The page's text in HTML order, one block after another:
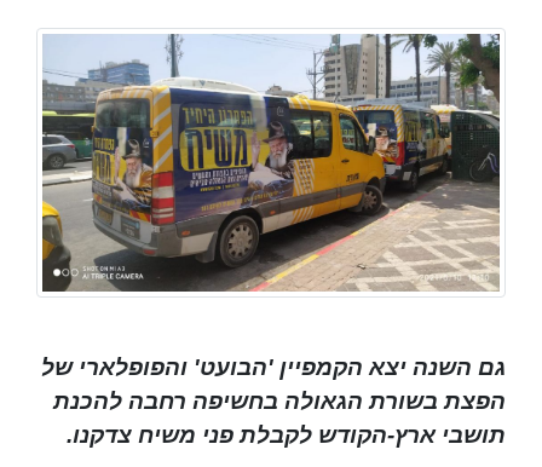
גם השנה יצא הקמפיין 'הבועט' והפופלארי של
הפצת בשורת הגאולה בחשיפה רחבה להכנת
תושבי ארץ-הקודש לקבלת פני משיח צדקנו.